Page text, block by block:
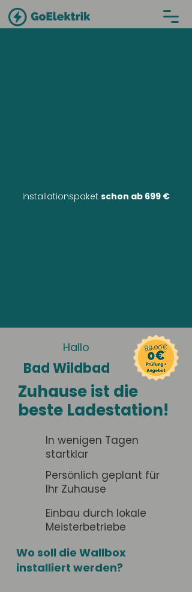
Installationspaket schon ab 699 €
Hallo
Bad Wildbad
Zuhause ist die
beste Ladestation!
In wenigen Tagen
startklar
Persönlich geplant für
Ihr Zuhause
Einbau durch lokale
Meisterbetriebe
Wo soll die Wallbox
installiert werden?